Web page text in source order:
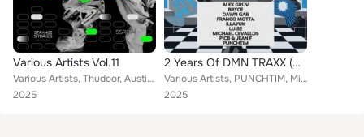
Various Artists Vol.11
Various Artists, Thudoor, Austin ro, Arpegu, RoCH, Franco Motta, Naveci, NAAiV, Alejandro Soria
2025
2 Years Of DMN TRAXX (Part I)
Various Artists, PUNCHTIM, Michael Cevallos, Bryce, Franco Motta, Dawn Gab, Illayuk, Luise, Alex Grüv, PICB, Jean F
2025